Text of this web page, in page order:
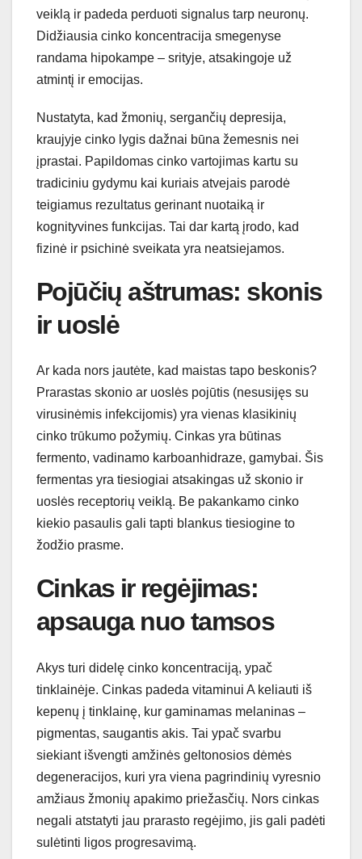
veiklą ir padeda perduoti signalus tarp neuronų.
Didžiausia cinko koncentracija smegenyse
randama hipokampe – srityje, atsakingoje už
atmintį ir emocijas.
Nustatyta, kad žmonių, sergančių depresija,
kraujyje cinko lygis dažnai būna žemesnis nei
įprastai. Papildomas cinko vartojimas kartu su
tradiciniu gydymu kai kuriais atvejais parodė
teigiamus rezultatus gerinant nuotaiką ir
kognityvines funkcijas. Tai dar kartą įrodo, kad
fizinė ir psichinė sveikata yra neatsiejamos.
Pojūčių aštrumas: skonis
ir uoslė
Ar kada nors jautėte, kad maistas tapo beskonis?
Prarastas skonio ar uoslės pojūtis (nesusijęs su
virusinėmis infekcijomis) yra vienas klasikinių
cinko trūkumo požymių. Cinkas yra būtinas
fermento, vadinamo karboanhidraze, gamybai. Šis
fermentas yra tiesiogiai atsakingas už skonio ir
uoslės receptorių veiklą. Be pakankamo cinko
kiekio pasaulis gali tapti blankus tiesiogine to
žodžio prasme.
Cinkas ir regėjimas:
apsauga nuo tamsos
Akys turi didelę cinko koncentraciją, ypač
tinklainėje. Cinkas padeda vitaminui A keliauti iš
kepenų į tinklainę, kur gaminamas melaninas –
pigmentas, saugantis akis. Tai ypač svarbu
siekiant išvengti amžinės geltonosios dėmės
degeneracijos, kuri yra viena pagrindinių vyresnio
amžiaus žmonių apakimo priežasčių. Nors cinkas
negali atstatyti jau prarasto regėjimo, jis gali padėti
sulėtinti ligos progresavimą.